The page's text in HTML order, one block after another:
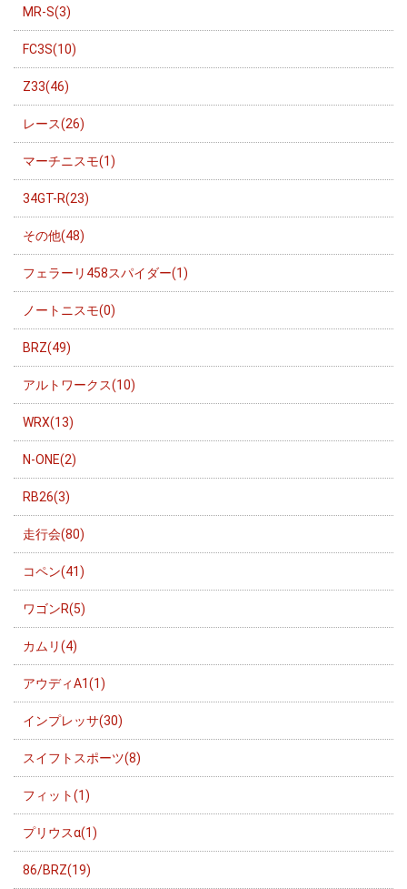
MR-S(3)
FC3S(10)
Z33(46)
レース(26)
マーチニスモ(1)
34GT-R(23)
その他(48)
フェラーリ458スパイダー(1)
ノートニスモ(0)
BRZ(49)
アルトワークス(10)
WRX(13)
N-ONE(2)
RB26(3)
走行会(80)
コペン(41)
ワゴンR(5)
カムリ(4)
アウディA1(1)
インプレッサ(30)
スイフトスポーツ(8)
フィット(1)
プリウスα(1)
86/BRZ(19)